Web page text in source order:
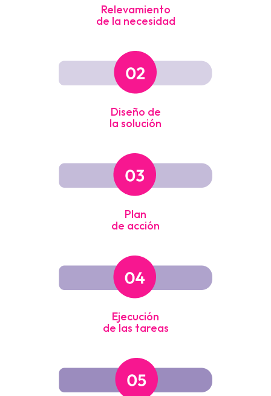
Relevamiento
de la necesidad
Diseño de
la solución
Plan
de acción
Ejecución
de las tareas